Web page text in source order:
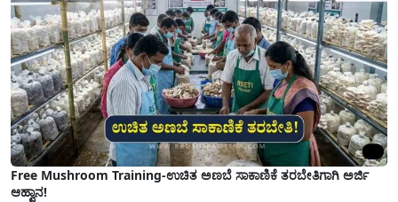
Free Mushroom Training-ಉಚಿತ ಅಣಬೆ ಸಾಕಾಣಿಕೆ ತರಬೇತಿಗಾಗಿ ಅರ್ಜಿ
ಆಹ್ವಾನ!